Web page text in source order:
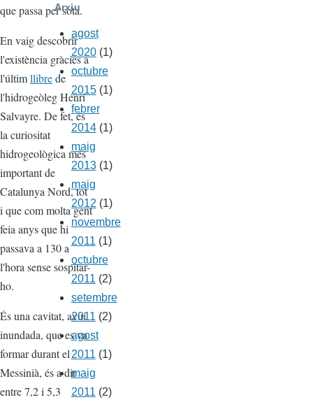
que passa per sota.
En vaig descobrir
l'existència gràcies a
l'últimllibrede
l'hidrogeòleg Henri
Salvayre. De fet, és
la curiositat
hidrogeològica més
important de
Catalunya Nord, tot
i que com molta gent
feia anys que hi
passava a 130 a
l'hora sense sospitar-
ho.
És una cavitat, avui
inundada, que es va
formar durant el
Messinià, és a dir
entre 7,2 i 5,3
Arxiu
agost
2020(1)
octubre
2015(1)
febrer
2014(1)
maig
2013(1)
maig
2012 (1)
novembre
2011(1)
octubre
2011(2)
setembre
2011(2)
agost
2011(1)
maig
2011(2)